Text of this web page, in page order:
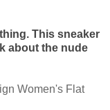
This sneaker
about the nude
Women's Flat